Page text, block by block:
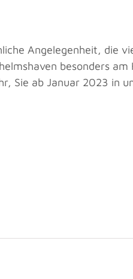
Angelegenheit, die
besonders
Sie ab Januar 2023 in